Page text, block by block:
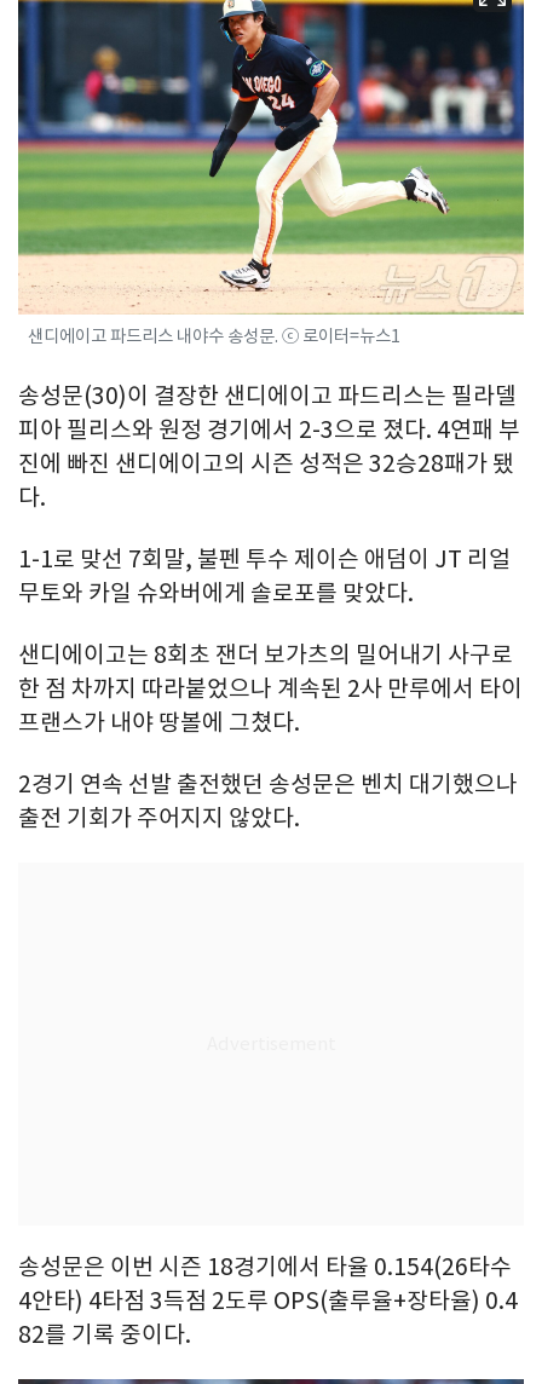
샌디에이고 파드리스 내야수 송성문. ⓒ 로이터=뉴스1
송성문(30)이 결장한 샌디에이고 파드리스는 필라델
피아 필리스와 원정 경기에서 2-3으로 졌다. 4연패 부
진에 빠진 샌디에이고의 시즌 성적은 32승28패가 됐
다.
1-1로 맞선 7회말, 불펜 투수 제이슨 애덤이 JT 리얼
무토와 카일 슈와버에게 솔로포를 맞았다.
샌디에이고는 8회초 잰더 보가츠의 밀어내기 사구로
한 점 차까지 따라붙었으나 계속된 2사 만루에서 타이
프랜스가 내야 땅볼에 그쳤다.
2경기 연속 선발 출전했던 송성문은 벤치 대기했으나
출전 기회가 주어지지 않았다.
송성문은 이번 시즌 18경기에서 타율 0.154(26타수
4안타) 4타점 3득점 2도루 OPS(출루율+장타율) 0.4
82를 기록 중이다.